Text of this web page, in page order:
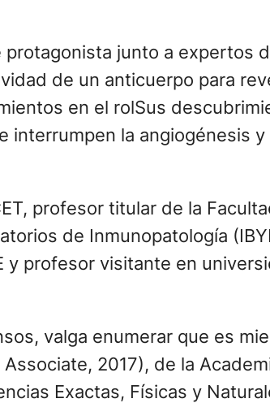
junto a expertos
de un anticuerpo para
Sus
la angiogénesis
profesor titular de la
de Inmunopatología
y profesor visitante en
valga enumerar que es
Associate, 2017), de la
Exactas, Físicas y